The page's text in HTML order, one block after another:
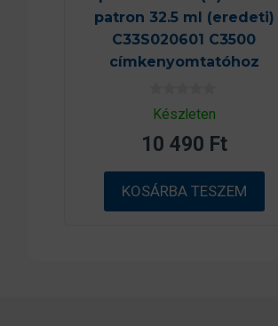
patron 32.5 ml (eredeti)
C33S020601 C3500
címkenyomtatóhoz
0
a
5
b
ő
l
Készleten
10 490 Ft
KOSÁRBA TESZEM